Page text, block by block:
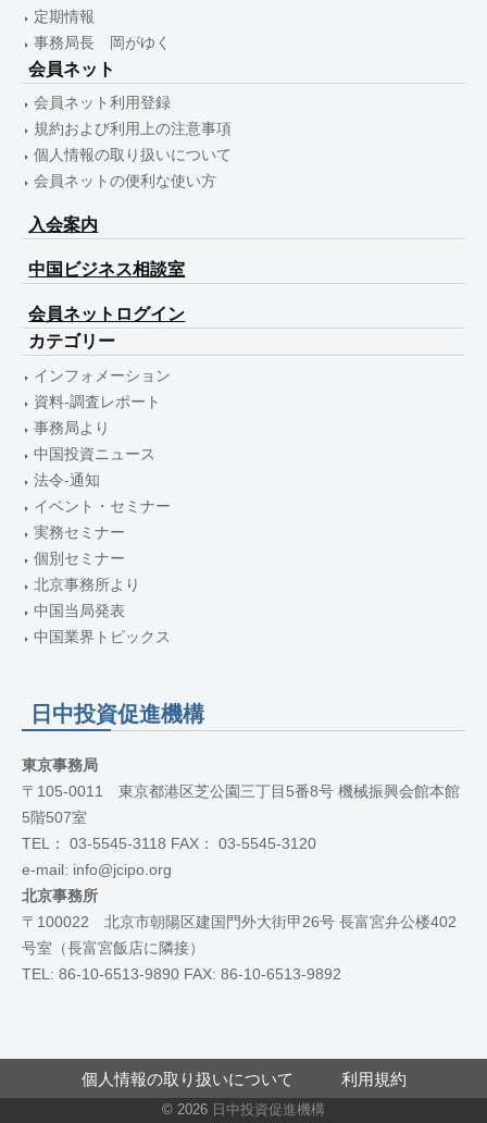
定期情報
事務局長 岡がゆく
会員ネット
会員ネット利用登録
規約および利用上の注意事項
個人情報の取り扱いについて
会員ネットの便利な使い方
入会案内
中国ビジネス相談室
会員ネットログイン
カテゴリー
インフォメーション
資料-調査レポート
事務局より
中国投資ニュース
法令-通知
イベント・セミナー
実務セミナー
個別セミナー
北京事務所より
中国当局発表
中国業界トピックス
日中投資促進機構
東京事務局
〒105-0011 東京都港区芝公園三丁目5番8号 機械振興会館本館
5階507室
TEL： 03-5545-3118 FAX： 03-5545-3120
e-mail: info@jcipo.org
北京事務所
〒100022 北京市朝陽区建国門外大街甲26号 長富宮弁公楼402
号室（長富宮飯店に隣接）
TEL: 86-10-6513-9890 FAX: 86-10-6513-9892
個人情報の取り扱いについて 利用規約
© 2026 日中投資促進機構